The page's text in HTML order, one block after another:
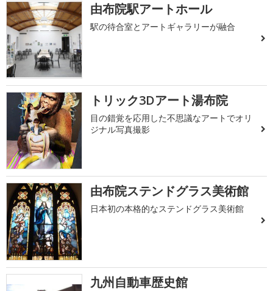
由布院駅アートホール
駅の待合室とアートギャラリーが融合
トリック3Dアート湯布院
目の錯覚を応用した不思議なアートでオリ
ジナル写真撮影
由布院ステンドグラス美術館
日本初の本格的なステンドグラス美術館
九州自動車歴史館